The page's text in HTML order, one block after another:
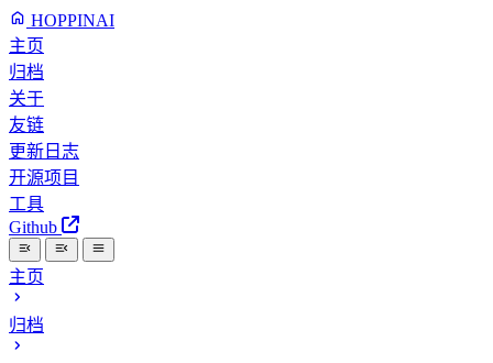
HOPPINAI
主页
归档
关于
友链
更新日志
开源项目
工具
Github
主页
归档